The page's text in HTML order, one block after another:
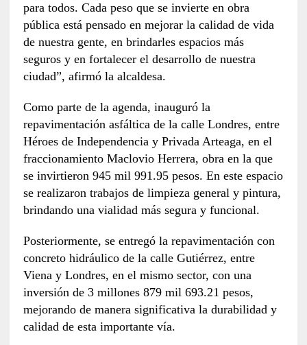
para todos. Cada peso que se invierte en obra
pública está pensado en mejorar la calidad de vida
de nuestra gente, en brindarles espacios más
seguros y en fortalecer el desarrollo de nuestra
ciudad”, afirmó la alcaldesa.
Como parte de la agenda, inauguró la
repavimentación asfáltica de la calle Londres, entre
Héroes de Independencia y Privada Arteaga, en el
fraccionamiento Maclovio Herrera, obra en la que
se invirtieron 945 mil 991.95 pesos. En este espacio
se realizaron trabajos de limpieza general y pintura,
brindando una vialidad más segura y funcional.
Posteriormente, se entregó la repavimentación con
concreto hidráulico de la calle Gutiérrez, entre
Viena y Londres, en el mismo sector, con una
inversión de 3 millones 879 mil 693.21 pesos,
mejorando de manera significativa la durabilidad y
calidad de esta importante vía.